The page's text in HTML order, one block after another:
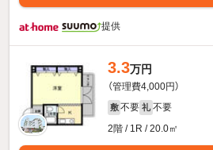
提供
3.3万円
（管理費4,000円）
敷 不要 礼 不要
2階 / 1R / 20.0㎡